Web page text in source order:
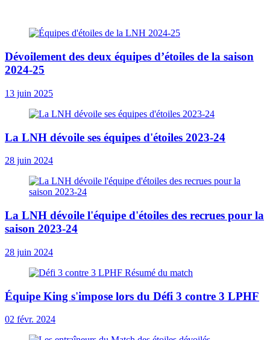
Dévoilement des deux équipes d’étoiles de la saison
2024-25
13 juin 2025
La LNH dévoile ses équipes d'étoiles 2023-24
28 juin 2024
La LNH dévoile l'équipe d'étoiles des recrues pour la
saison 2023-24
28 juin 2024
Équipe King s'impose lors du Défi 3 contre 3 LPHF
02 févr. 2024